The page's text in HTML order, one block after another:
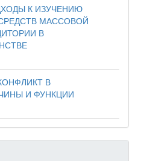
К ИЗУЧЕНИЮ
МАССОВОЙ
В
В
И ФУНКЦИИ